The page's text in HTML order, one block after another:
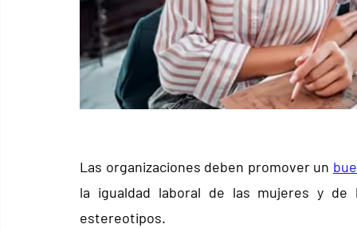
Las organizaciones deben promover un
la igualdad laboral de las mujeres y
estereotipos.